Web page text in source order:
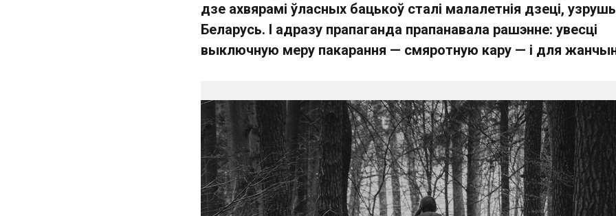
дзе ахвярамі ўласных бацькоў сталі малалетнія дзеці,
Беларусь. І адразу прапаганда прапанавала рашэнне: увесці
выключную меру пакарання — смяротную кару — і для